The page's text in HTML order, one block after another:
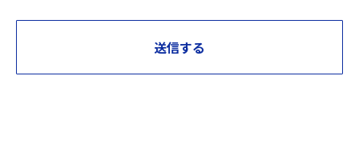
所，性別，生年月日およびメールアドレスなどの個人情報をお
第3条（個人情報を収集・利用する目的）